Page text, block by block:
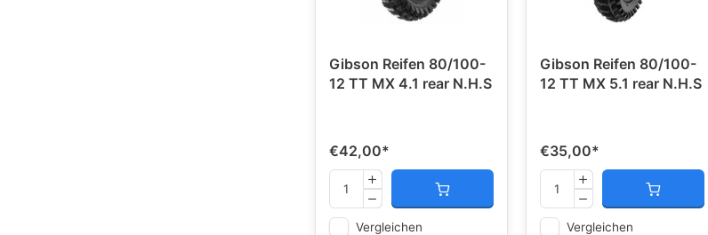
Gibson Reifen 80/100-
12 TT MX 4.1 rear N.H.S
€42,00*
Vergleichen
Gibson Reifen 80/100-
12 TT MX 5.1 rear N.H.S
€35,00*
Vergleichen